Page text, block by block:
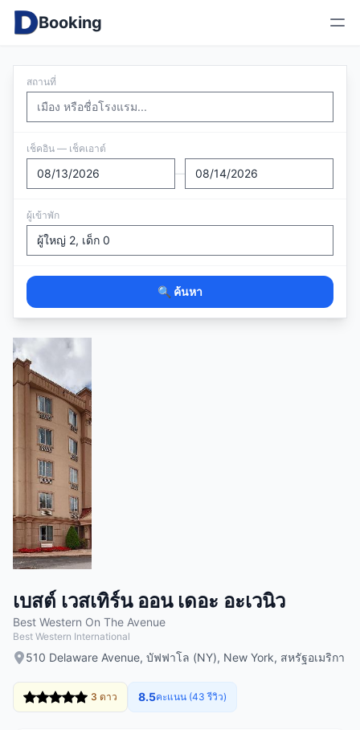
Booking
สถานที่
เช็คอิน — เช็คเอาต์
—
ผู้เข้าพัก
🔍 ค้นหา
เบสต์ เวสเทิร์น ออน เดอะ อะเวนิว
Best Western On The Avenue
Best Western International
510 Delaware Avenue, บัฟฟาโล (NY), New York, สหรัฐอเมริกา
3 ดาว 8.5คะแนน (43 รีวิว)